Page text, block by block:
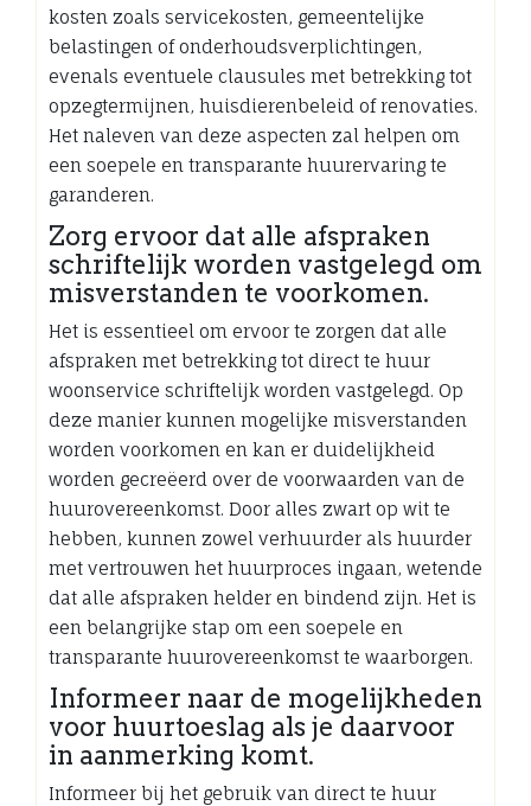
kosten zoals servicekosten, gemeentelijke
belastingen of onderhoudsverplichtingen,
evenals eventuele clausules met betrekking tot
opzegtermijnen, huisdierenbeleid of renovaties.
Het naleven van deze aspecten zal helpen om
een soepele en transparante huurervaring te
garanderen.
Zorg ervoor dat alle afspraken
schriftelijk worden vastgelegd om
misverstanden te voorkomen.
Het is essentieel om ervoor te zorgen dat alle
afspraken met betrekking tot direct te huur
woonservice schriftelijk worden vastgelegd. Op
deze manier kunnen mogelijke misverstanden
worden voorkomen en kan er duidelijkheid
worden gecreëerd over de voorwaarden van de
huurovereenkomst. Door alles zwart op wit te
hebben, kunnen zowel verhuurder als huurder
met vertrouwen het huurproces ingaan, wetende
dat alle afspraken helder en bindend zijn. Het is
een belangrijke stap om een soepele en
transparante huurovereenkomst te waarborgen.
Informeer naar de mogelijkheden
voor huurtoeslag als je daarvoor
in aanmerking komt.
Informeer bij het gebruik van direct te huur